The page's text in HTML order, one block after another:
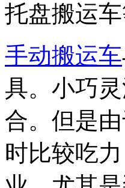
托盘搬运
手动搬运车
具。小巧
合。但是
时比较吃